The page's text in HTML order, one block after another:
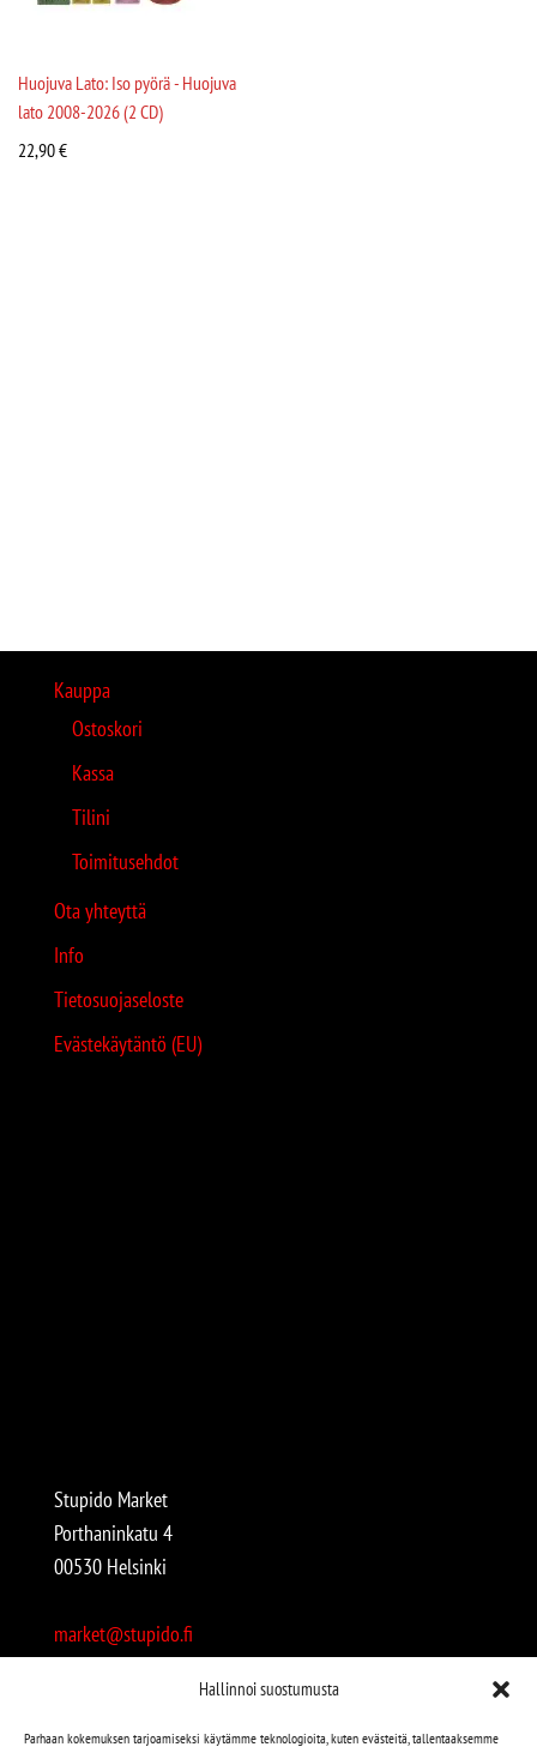
Hallinnoi suostumusta
Parhaan kokemuksen tarjoamiseksi käytämme teknologioita, kuten evästeitä, tallentaaksemme
Huojuva Lato: Iso pyörä - Huojuva
lato 2008-2026 (2 CD)
22,90€
Kauppa
Ostoskori
Kassa
Tilini
Toimitusehdot
Ota yhteyttä
Info
Tietosuojaseloste
Evästekäytäntö (EU)
Stupido Market
Porthaninkatu 4
00530 Helsinki
market@stupido.fi
Avoinna: